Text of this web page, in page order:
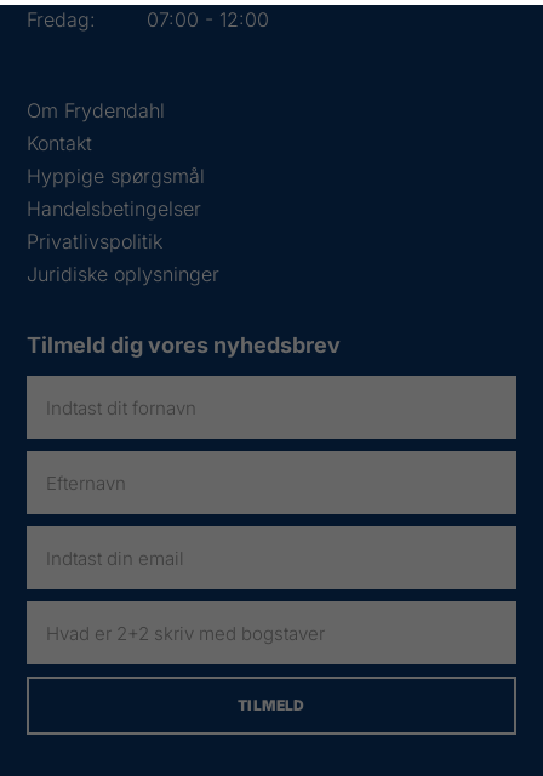
Fredag:
07:00 - 12:00
Om Frydendahl
Kontakt
Hyppige spørgsmål
Handelsbetingelser
Privatlivspolitik
Juridiske oplysninger
Tilmeld dig vores nyhedsbrev